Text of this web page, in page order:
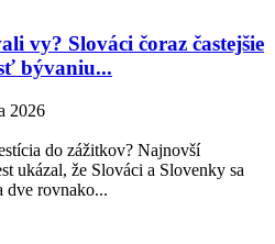
vy? Slováci čoraz častejšie
bývaniu...
2026
do zážitkov? Najnovší
ukázal, že Slováci a Slovenky sa
dve rovnako...